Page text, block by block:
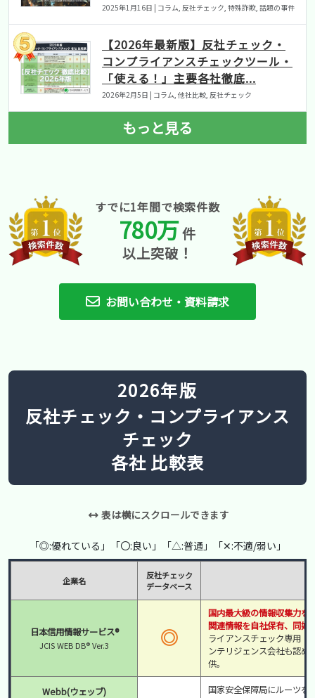
2025年1月16日 | コラム, 反社チェック, 特殊詐欺, 話題の事件
【2026年最新版】反社チェック・
コンプライアンスチェックツール・
「使える！」主要各社徹底...
2026年2月5日 | コラム, 他社比較, 反社チェック
もっと見る
すでに1年間で検索件数
780万件
以上突破！
お問い合わせ・資料請求
2026年版
反社チェック・コンプライアンス
チェック
各社 比較表
表は横にスクロールできます
「◎:優れている」「〇:良い」「△:普通」「✕:不適/弱い」
企業名
反社チェック
データベース
日本信用情報サービス®
JCIS WEB DB® Ver.3 ◎
国内最大級の情報収集力を
関連情報を自社保有、同姓
ライアンスチェック専用「
ンテリジェンス会社も認め
供。
Webb(ウェッブ)
国家安全保障局にルーツを